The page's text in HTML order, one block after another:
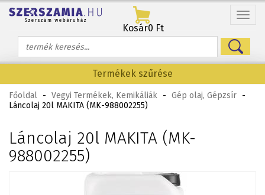
Menü
Kosár0 Ft
Termékek szűrése
Főoldal - Vegyi Termékek, Kemikáliák - Gép olaj, Gépzsír -
Láncolaj 20l MAKITA (MK-988002255)
Láncolaj 20l MAKITA (MK-
988002255)